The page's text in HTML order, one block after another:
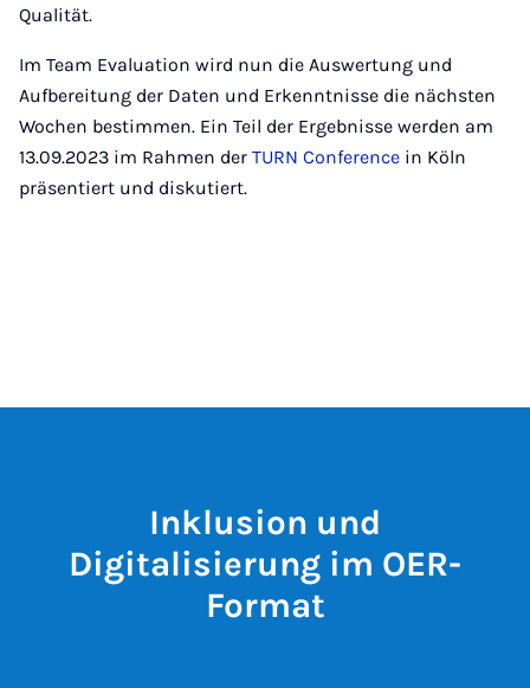
Qualität.
Im Team Evaluation wird nun die Auswertung und
Aufbereitung der Daten und Erkenntnisse die nächsten
Wochen bestimmen. Ein Teil der Ergebnisse werden am
13.09.2023 im Rahmen der TURN Conference in Köln
präsentiert und diskutiert.
Inklusion und
Digitalisierung im OER-
Format